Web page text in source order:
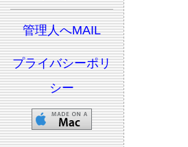
管理人へMAIL
プライバシーポリ
シー